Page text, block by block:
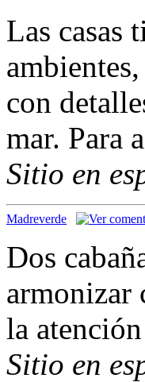
Las casas
con
mar. Para
Sitio en
Madreverde
Dos
armonizar
la
Sitio en